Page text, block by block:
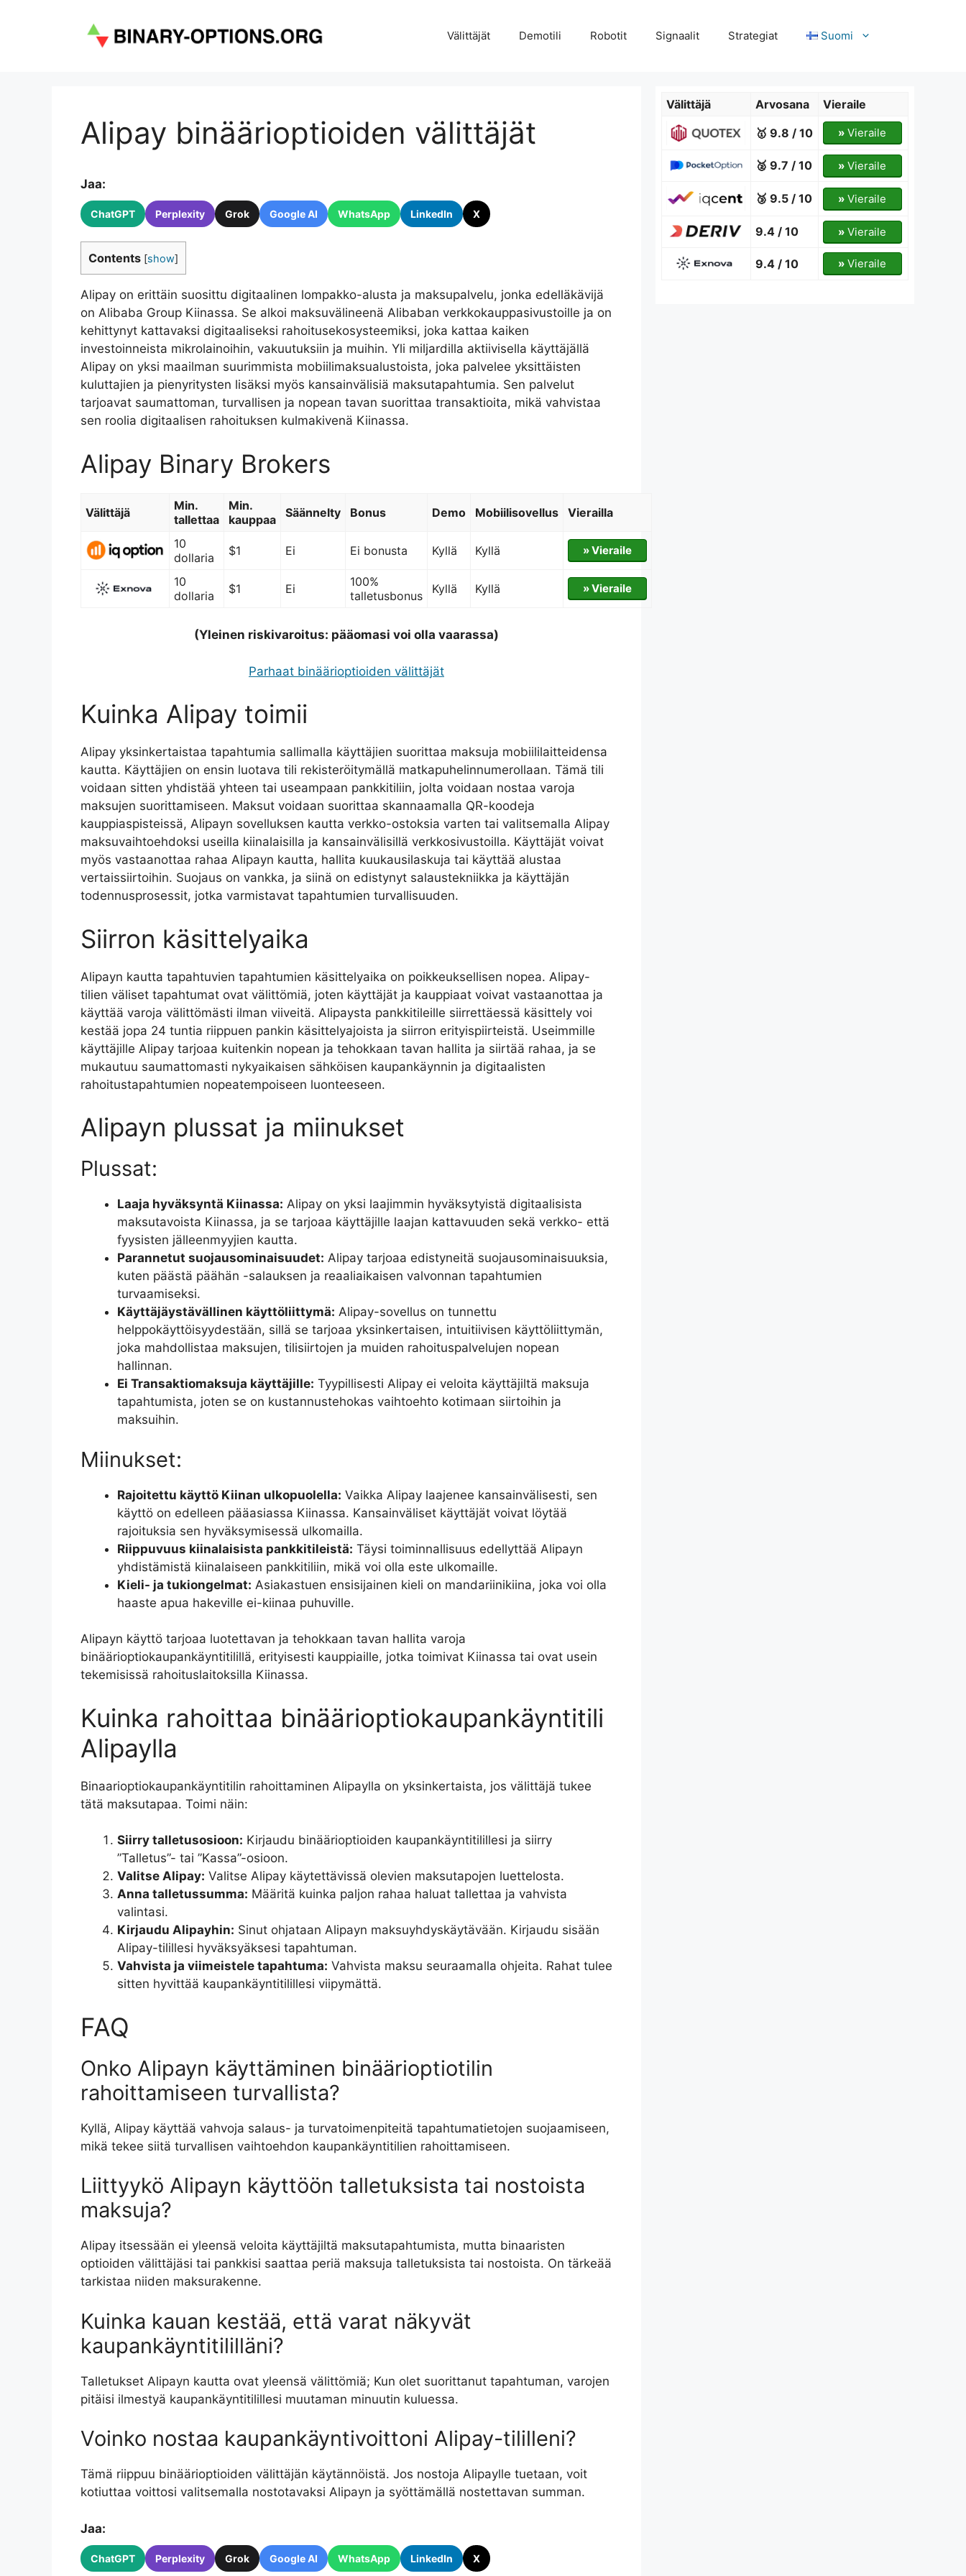
Välittäjät Demotili Robotit Signaalit Strategiat Suomi
Alipay binäärioptioiden välittäjät
Jaa:
ChatGPT Perplexity Grok Google AI WhatsApp LinkedIn X
Contents [show]
Alipay on erittäin suosittu digitaalinen lompakko-alusta ja maksupalvelu, jonka edelläkävijä
on Alibaba Group Kiinassa. Se alkoi maksuvälineenä Alibaban verkkokauppasivustoille ja on
kehittynyt kattavaksi digitaaliseksi rahoitusekosysteemiksi, joka kattaa kaiken
investoinneista mikrolainoihin, vakuutuksiin ja muihin. Yli miljardilla aktiivisella käyttäjällä
Alipay on yksi maailman suurimmista mobiilimaksualustoista, joka palvelee yksittäisten
kuluttajien ja pienyritysten lisäksi myös kansainvälisiä maksutapahtumia. Sen palvelut
tarjoavat saumattoman, turvallisen ja nopean tavan suorittaa transaktioita, mikä vahvistaa
sen roolia digitaalisen rahoituksen kulmakivenä Kiinassa.
Alipay Binary Brokers
Välittäjä
Min.
tallettaa
Min.
kauppaa
Säännelty Bonus Demo Mobiilisovellus Vierailla
10
dollaria
$1 Ei Ei bonusta Kyllä Kyllä » Vieraile
10
dollaria
$1 Ei
100%
talletusbonus
Kyllä Kyllä » Vieraile
(Yleinen riskivaroitus: pääomasi voi olla vaarassa)
Parhaat binäärioptioiden välittäjät
Kuinka Alipay toimii
Alipay yksinkertaistaa tapahtumia sallimalla käyttäjien suorittaa maksuja mobiililaitteidensa
kautta. Käyttäjien on ensin luotava tili rekisteröitymällä matkapuhelinnumerollaan. Tämä tili
voidaan sitten yhdistää yhteen tai useampaan pankkitiliin, jolta voidaan nostaa varoja
maksujen suorittamiseen. Maksut voidaan suorittaa skannaamalla QR-koodeja
kauppiaspisteissä, Alipayn sovelluksen kautta verkko-ostoksia varten tai valitsemalla Alipay
maksuvaihtoehdoksi useilla kiinalaisilla ja kansainvälisillä verkkosivustoilla. Käyttäjät voivat
myös vastaanottaa rahaa Alipayn kautta, hallita kuukausilaskuja tai käyttää alustaa
vertaissiirtoihin. Suojaus on vankka, ja siinä on edistynyt salaustekniikka ja käyttäjän
todennusprosessit, jotka varmistavat tapahtumien turvallisuuden.
Siirron käsittelyaika
Alipayn kautta tapahtuvien tapahtumien käsittelyaika on poikkeuksellisen nopea. Alipay-
tilien väliset tapahtumat ovat välittömiä, joten käyttäjät ja kauppiaat voivat vastaanottaa ja
käyttää varoja välittömästi ilman viiveitä. Alipaysta pankkitileille siirrettäessä käsittely voi
kestää jopa 24 tuntia riippuen pankin käsittelyajoista ja siirron erityispiirteistä. Useimmille
käyttäjille Alipay tarjoaa kuitenkin nopean ja tehokkaan tavan hallita ja siirtää rahaa, ja se
mukautuu saumattomasti nykyaikaisen sähköisen kaupankäynnin ja digitaalisten
rahoitustapahtumien nopeatempoiseen luonteeseen.
Alipayn plussat ja miinukset
Plussat:
Laaja hyväksyntä Kiinassa: Alipay on yksi laajimmin hyväksytyistä digitaalisista
maksutavoista Kiinassa, ja se tarjoaa käyttäjille laajan kattavuuden sekä verkko- että
fyysisten jälleenmyyjien kautta.
Parannetut suojausominaisuudet: Alipay tarjoaa edistyneitä suojausominaisuuksia,
kuten päästä päähän -salauksen ja reaaliaikaisen valvonnan tapahtumien
turvaamiseksi.
Käyttäjäystävällinen käyttöliittymä: Alipay-sovellus on tunnettu
helppokäyttöisyydestään, sillä se tarjoaa yksinkertaisen, intuitiivisen käyttöliittymän,
joka mahdollistaa maksujen, tilisiirtojen ja muiden rahoituspalvelujen nopean
hallinnan.
Ei Transaktiomaksuja käyttäjille: Tyypillisesti Alipay ei veloita käyttäjiltä maksuja
tapahtumista, joten se on kustannustehokas vaihtoehto kotimaan siirtoihin ja
maksuihin.
Miinukset:
Rajoitettu käyttö Kiinan ulkopuolella: Vaikka Alipay laajenee kansainvälisesti, sen
käyttö on edelleen pääasiassa Kiinassa. Kansainväliset käyttäjät voivat löytää
rajoituksia sen hyväksymisessä ulkomailla.
Riippuvuus kiinalaisista pankkitileistä: Täysi toiminnallisuus edellyttää Alipayn
yhdistämistä kiinalaiseen pankkitiliin, mikä voi olla este ulkomaille.
Kieli- ja tukiongelmat: Asiakastuen ensisijainen kieli on mandariinikiina, joka voi olla
haaste apua hakeville ei-kiinaa puhuville.
Alipayn käyttö tarjoaa luotettavan ja tehokkaan tavan hallita varoja
binäärioptiokaupankäyntitilillä, erityisesti kauppiaille, jotka toimivat Kiinassa tai ovat usein
tekemisissä rahoituslaitoksilla Kiinassa.
Kuinka rahoittaa binäärioptiokaupankäyntitili
Alipaylla
Binaarioptiokaupankäyntitilin rahoittaminen Alipaylla on yksinkertaista, jos välittäjä tukee
tätä maksutapaa. Toimi näin:
Siirry talletusosioon: Kirjaudu binäärioptioiden kaupankäyntitilillesi ja siirry
”Talletus”- tai ”Kassa”-osioon.
Valitse Alipay: Valitse Alipay käytettävissä olevien maksutapojen luettelosta.
Anna talletussumma: Määritä kuinka paljon rahaa haluat tallettaa ja vahvista
valintasi.
Kirjaudu Alipayhin: Sinut ohjataan Alipayn maksuyhdyskäytävään. Kirjaudu sisään
Alipay-tilillesi hyväksyäksesi tapahtuman.
Vahvista ja viimeistele tapahtuma: Vahvista maksu seuraamalla ohjeita. Rahat tulee
sitten hyvittää kaupankäyntitilillesi viipymättä.
FAQ
Onko Alipayn käyttäminen binäärioptiotilin
rahoittamiseen turvallista?
Kyllä, Alipay käyttää vahvoja salaus- ja turvatoimenpiteitä tapahtumatietojen suojaamiseen,
mikä tekee siitä turvallisen vaihtoehdon kaupankäyntitilien rahoittamiseen.
Liittyykö Alipayn käyttöön talletuksista tai nostoista
maksuja?
Alipay itsessään ei yleensä veloita käyttäjiltä maksutapahtumista, mutta binaaristen
optioiden välittäjäsi tai pankkisi saattaa periä maksuja talletuksista tai nostoista. On tärkeää
tarkistaa niiden maksurakenne.
Kuinka kauan kestää, että varat näkyvät
kaupankäyntitililläni?
Talletukset Alipayn kautta ovat yleensä välittömiä; Kun olet suorittanut tapahtuman, varojen
pitäisi ilmestyä kaupankäyntitilillesi muutaman minuutin kuluessa.
Voinko nostaa kaupankäyntivoittoni Alipay-tililleni?
Tämä riippuu binäärioptioiden välittäjän käytännöistä. Jos nostoja Alipaylle tuetaan, voit
kotiuttaa voittosi valitsemalla nostotavaksi Alipayn ja syöttämällä nostettavan summan.
Jaa:
ChatGPT Perplexity Grok Google AI WhatsApp LinkedIn X
Välittäjä Arvosana
Vieraile
🥇 9.8 / 10
» Vieraile
🥈 9.7 / 10 » Vieraile
🥉 9.5 / 10 » Vieraile
9.4 / 10 » Vieraile
9.4 / 10 » Vieraile